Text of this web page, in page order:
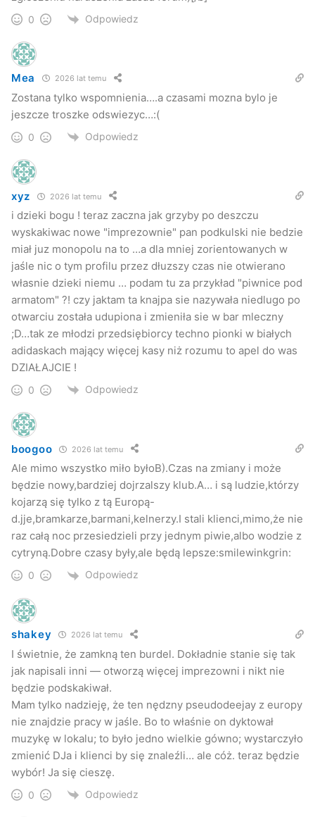
0 Odpowiedz
Mea 2026 lat temu
Zostana tylko wspomnienia….a czasami mozna bylo je
jeszcze troszke odswiezyc…:(
0 Odpowiedz
xyz 2026 lat temu
i dzieki bogu ! teraz zaczna jak grzyby po deszczu
wyskakiwac nowe "imprezownie" pan podkulski nie bedzie
miał juz monopolu na to …a dla mniej zorientowanych w
jaśle nic o tym profilu przez dłuzszy czas nie otwierano
własnie dzieki niemu … podam tu za przykład "piwnice pod
armatom" ?! czy jaktam ta knajpa sie nazywała niedlugo po
otwarciu została udupiona i zmieniła sie w bar mleczny
;D…tak ze młodzi przedsiębiorcy techno pionki w białych
adidaskach mający więcej kasy niż rozumu to apel do was
DZIAŁAJCIE !
0 Odpowiedz
boogoo 2026 lat temu
Ale mimo wszystko miło byłoB).Czas na zmiany i może
będzie nowy,bardziej dojrzalszy klub.A… i są ludzie,którzy
kojarzą się tylko z tą Europą-
d.jje,bramkarze,barmani,kelnerzy.I stali klienci,mimo,że nie
raz całą noc przesiedzieli przy jednym piwie,albo wodzie z
cytryną.Dobre czasy były,ale będą lepsze:smilewinkgrin:
0 Odpowiedz
shakey 2026 lat temu
I świetnie, że zamkną ten burdel. Dokładnie stanie się tak
jak napisali inni — otworzą więcej imprezowni i nikt nie
będzie podskakiwał.
Mam tylko nadzieję, że ten nędzny pseudodeejay z europy
nie znajdzie pracy w jaśle. Bo to właśnie on dyktował
muzykę w lokalu; to było jedno wielkie gówno; wystarczyło
zmienić DJa i klienci by się znaleźli… ale cóż. teraz będzie
wybór! Ja się cieszę.
0 Odpowiedz